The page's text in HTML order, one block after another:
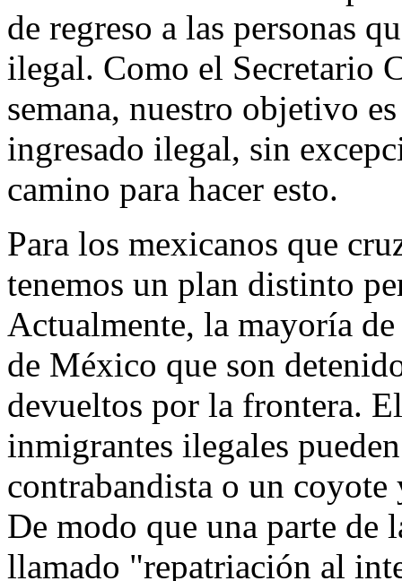
de regreso a las personas
ilegal. Como el Secretario
semana, nuestro objetivo
ingresado ilegal, sin
camino para hacer esto.
Para los mexicanos que
tenemos un plan distinto
Actualmente, la mayoría
de México que son
devueltos por la frontera.
inmigrantes ilegales
contrabandista o un
De modo que una parte de
llamado "repatriación al